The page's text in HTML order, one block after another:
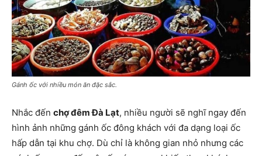
Gánh ốc với nhiều món ăn đặc sắc.
Nhắc đến chợ đêm Đà Lạt, nhiều người sẽ nghĩ ngay đến
hình ảnh những gánh ốc đông khách với đa dạng loại ốc
hấp dẫn tại khu chợ. Dù chỉ là không gian nhỏ nhưng các